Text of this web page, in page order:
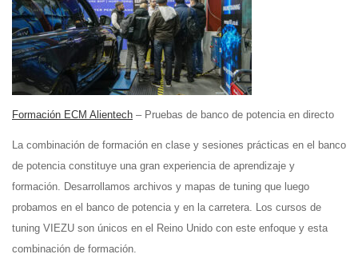
Formación ECM Alientech – Pruebas de banco de potencia en directo
La combinación de formación en clase y sesiones prácticas en el banco
de potencia constituye una gran experiencia de aprendizaje y
formación. Desarrollamos archivos y mapas de tuning que luego
probamos en el banco de potencia y en la carretera. Los cursos de
tuning VIEZU son únicos en el Reino Unido con este enfoque y esta
combinación de formación.